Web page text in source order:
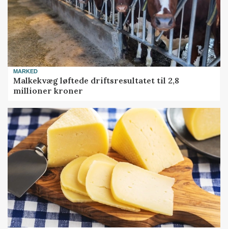
MARKED
Malkekvæg løftede driftsresultatet til 2,8
millioner kroner